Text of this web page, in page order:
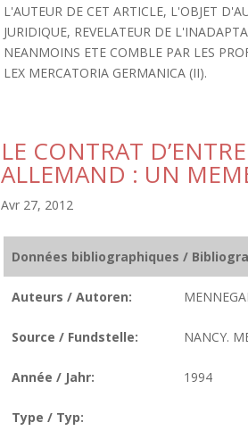
L'AUTEUR DE CET ARTICLE, L'OBJET
JURIDIQUE, REVELATEUR DE
NEANMOINS ETE COMBLE PAR LES
LEX MERCATORIA GERMANICA (II).
LE CONTRAT
ALLEMAND : UN
Avr 27, 2012
Données bibliographiques /
Auteurs / Autoren:
Source / Fundstelle: NANCY.
Année / Jahr: 1994
Type / Typ: